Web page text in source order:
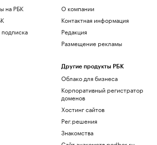
на РБК
О компании
Контактная информация
Редакция
Размещение рекламы
Другие продукты РБК
Облако для бизнеса
Корпоративный регистратор
доменов
Хостинг сайтов
Рег.решения
Знакомства